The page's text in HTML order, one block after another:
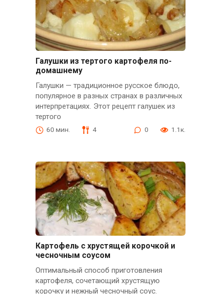
Галушки из тертого картофеля по-
домашнему
Галушки — традиционное русское блюдо,
популярное в разных странах в различных
интерпретациях. Этот рецепт галушек из
тертого
60 мин. 4 0 1.1к.
Картофель с хрустящей корочкой и
чесночным соусом
Оптимальный способ приготовления
картофеля, сочетающий хрустящую
корочку и нежный чесночный соус.